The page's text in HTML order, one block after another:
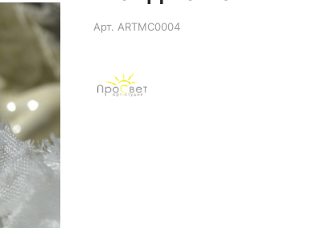
Арт. ARTMC0004